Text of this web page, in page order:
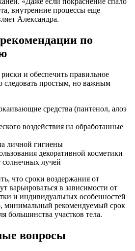
внутренние процессы еще
Александра.
по
и обеспечить правильное
следовать простым, но важным
средства (пантенол, алоэ
воздействия на обработанные
личной гигиены
декоративной косметики
лучей
что сроки воздержания от
варьироваться в зависимости от
и индивидуальных особенностей
минимальный рекомендуемый срок
большинства участков тела.
вопросы